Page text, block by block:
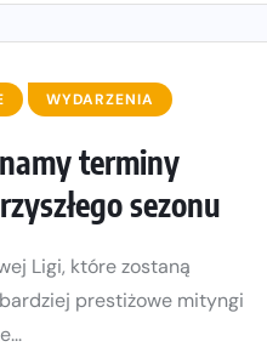
WYDARZENIA
terminy
sezonu
Ligi, które zostaną
prestiżowe mityngi